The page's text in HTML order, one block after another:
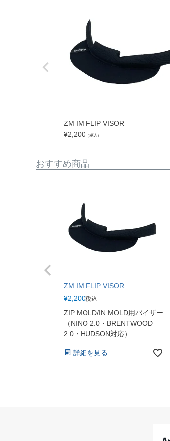
ZM IM FLIP VISOR
¥2,200 （税込）
おすすめ商品
ZM IM FLIP VISOR
¥2,200税込
ZIP MOLD/IN MOLD用バイザー
（NINO 2.0・BRENTWOOD
2.0・HUDSON対応）
詳細を見る